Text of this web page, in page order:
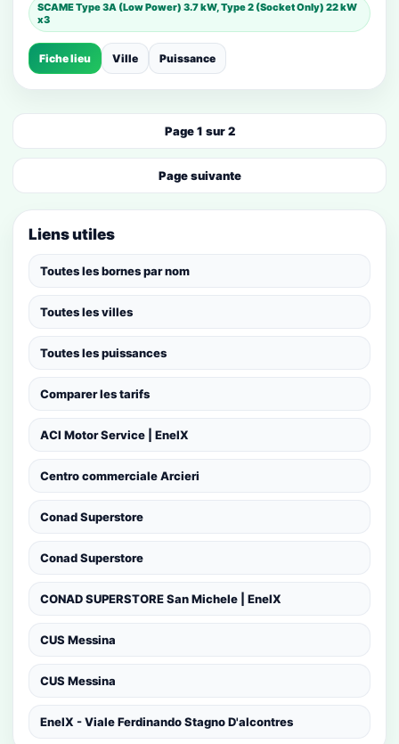
SCAME Type 3A (Low Power) 3.7 kW, Type 2 (Socket Only) 22 kW
x3
Fiche lieu Ville Puissance
Page 1 sur 2
Page suivante
Liens utiles
Toutes les bornes par nom
Toutes les villes
Toutes les puissances
Comparer les tarifs
ACI Motor Service | EnelX
Centro commerciale Arcieri
Conad Superstore
Conad Superstore
CONAD SUPERSTORE San Michele | EnelX
CUS Messina
CUS Messina
EnelX - Viale Ferdinando Stagno D'alcontres